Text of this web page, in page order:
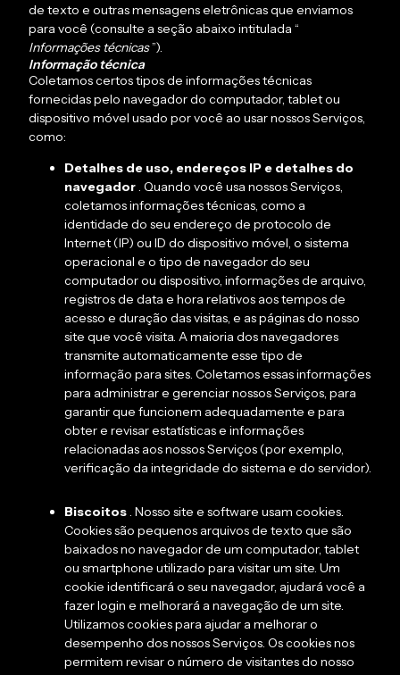
de texto e outras mensagens eletrônicas que enviamos
para você (consulte a seção abaixo intitulada “
Informações técnicas”).
Informação técnica
Coletamos certos tipos de informações técnicas
fornecidas pelo navegador do computador, tablet ou
dispositivo móvel usado por você ao usar nossos Serviços,
como:
Detalhes de uso, endereços IP e detalhes do
navegador. Quando você usa nossos Serviços,
coletamos informações técnicas, como a
identidade do seu endereço de protocolo de
Internet (IP) ou ID do dispositivo móvel, o sistema
operacional e o tipo de navegador do seu
computador ou dispositivo, informações de arquivo,
registros de data e hora relativos aos tempos de
acesso e duração das visitas, e as páginas do nosso
site que você visita. A maioria dos navegadores
transmite automaticamente esse tipo de
informação para sites. Coletamos essas informações
para administrar e gerenciar nossos Serviços, para
garantir que funcionem adequadamente e para
obter e revisar estatísticas e informações
relacionadas aos nossos Serviços (por exemplo,
verificação da integridade do sistema e do servidor).
Biscoitos. Nosso site e software usam cookies.
Cookies são pequenos arquivos de texto que são
baixados no navegador de um computador, tablet
ou smartphone utilizado para visitar um site. Um
cookie identificará o seu navegador, ajudará você a
fazer login e melhorará a navegação de um site.
Utilizamos cookies para ajudar a melhorar o
desempenho dos nossos Serviços. Os cookies nos
permitem revisar o número de visitantes do nosso